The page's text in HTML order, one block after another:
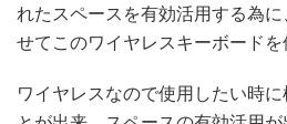
れたスペースを有効活用する為
せてこのワイヤレスキーボードを
ワイヤレスなので使用したい時